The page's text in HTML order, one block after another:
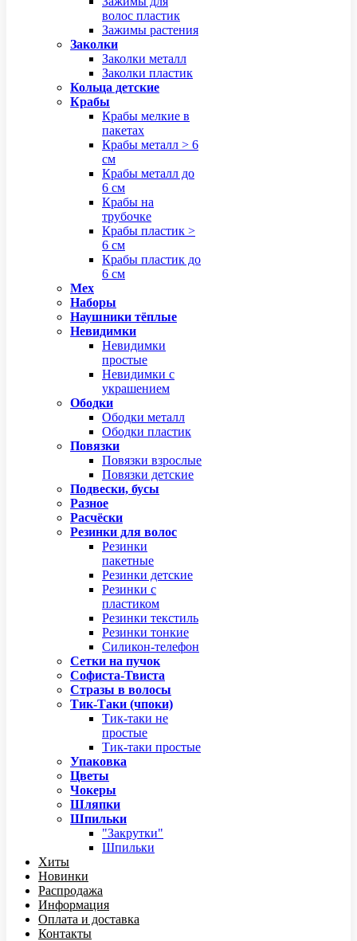
волос пластик
Зажимы растения
Заколки
Заколки металл
Заколки пластик
Кольца детские
Крабы
Крабы мелкие в
пакетах
Крабы металл > 6
см
Крабы металл до
6 см
Крабы на
трубочке
Крабы пластик >
6 см
Крабы пластик до
6 см
Мех
Наборы
Наушники тёплые
Невидимки
Невидимки
простые
Невидимки с
украшением
Ободки
Ободки металл
Ободки пластик
Повязки
Повязки взрослые
Повязки детские
Подвески, бусы
Разное
Расчёски
Резинки для волос
Резинки
пакетные
Резинки детские
Резинки с
пластиком
Резинки текстиль
Резинки тонкие
Силикон-телефон
Сетки на пучок
Софиста-Твиста
Стразы в волосы
Тик-Таки (чпоки)
Тик-таки не
простые
Тик-таки простые
Упаковка
Цветы
Чокеры
Шляпки
Шпильки
"Закрутки"
Шпильки
Хиты
Новинки
Распродажа
Информация
Оплата и доставка
Контакты